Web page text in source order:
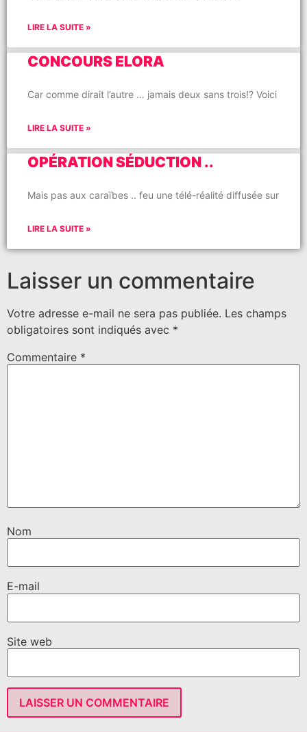
LIRE LA SUITE »
CONCOURS ELORA
Car comme dirait l’autre … jamais deux sans trois!? Voici
LIRE LA SUITE »
OPÉRATION SÉDUCTION ..
Mais pas aux caraïbes .. feu une télé-réalité diffusée sur
LIRE LA SUITE »
Laisser un commentaire
Votre adresse e-mail ne sera pas publiée. Les champs
obligatoires sont indiqués avec *
Commentaire *
Nom
E-mail
Site web